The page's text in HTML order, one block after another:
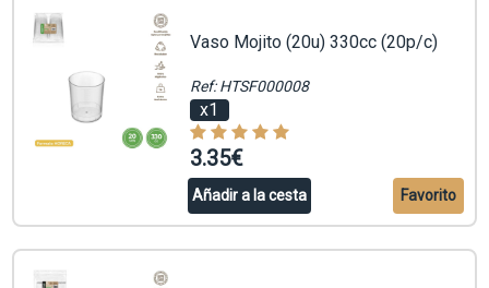
Vaso Mojito (20u) 330cc (20p/c)
Ref: HTSF000008
x1
3.35€
Añadir a la cesta Favorito